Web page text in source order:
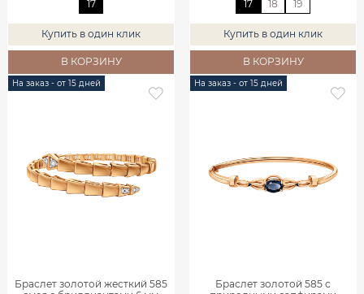
17
Купить в один клик
В КОРЗИНУ
17
18 19
Купить в один клик
В КОРЗИНУ
На заказ - от 15 дней
Браслет золотой жесткий 585
На заказ - от 15 дней
Браслет золотой 585 с